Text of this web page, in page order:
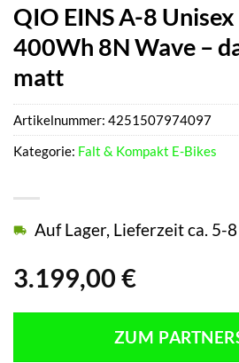
QIO EINS A-8
400Wh 8N Wave –
matt
3.199,00 €
Auf Lager, Lieferzeit ca. 5-
ZUM
Artikelnummer: 4251507974097
Kategorie: Falt & Kompakt E-Bikes